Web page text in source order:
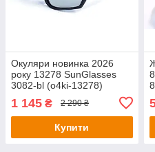
Окуляри новинка 2026
року 13278 SunGlasses
3082-bl (o4ki-13278)
1 145 ₴ 2 290 ₴
Купити